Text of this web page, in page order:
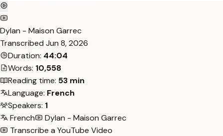
Dylan - Maison Garrec
Transcribed Jun 8, 2026
Duration: 44:04
Words: 10,558
Reading time: 53 min
Language: French
Speakers: 1
French
Dylan - Maison Garrec
Transcribe a YouTube Video